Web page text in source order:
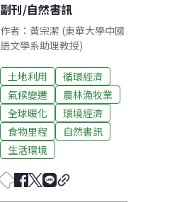
副刊/自然書訊
作者：黃宗潔 (東華大學中國
語文學系助理教授)
土地利用
循環經濟
氣候變遷
農林漁牧業
全球暖化
環境經濟
食物里程
自然書訊
生活環境